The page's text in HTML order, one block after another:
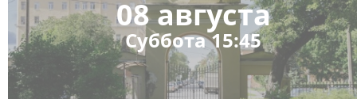
08 августа
Суббота 15:45